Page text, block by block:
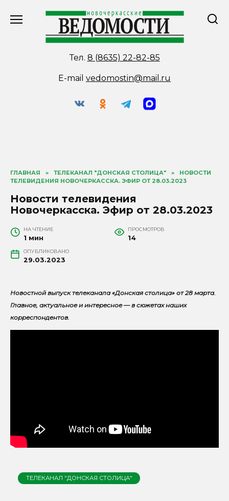
Тел. 8 (8635) 22-82-85
E-mail vedomostin@mail.ru
ГЛАВНАЯ » ТЕЛЕКАНАЛ "ДОНСКАЯ СТОЛИЦА" »
НОВОСТИ
ТЕЛЕВИДЕНИЯ НОВОЧЕРКАССКА. ЭФИР ОТ 28.03.2023
Новости телевидения
Новочеркасска. Эфир от 28.03.2023
НА ЧТЕНИЕ
1 мин
ПРОСМОТРОВ
14
ОПУБЛИКОВАНО
29.03.2023
Новостной выпуск телеканала «Донская столица» от 28 марта.
Главное, актуальное и интересное — в сюжетах наших
корреспондентов.
ТЕЛЕКАНАЛ "ДОНСКАЯ СТОЛИЦА"